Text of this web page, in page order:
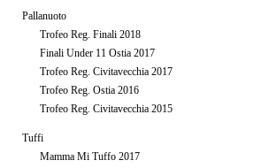
Pallanuoto
Trofeo Reg. Finali 2018
Finali Under 11 Ostia 2017
Trofeo Reg. Civitavecchia 2017
Trofeo Reg. Ostia 2016
Trofeo Reg. Civitavecchia 2015
Tuffi
Mamma Mi Tuffo 2017